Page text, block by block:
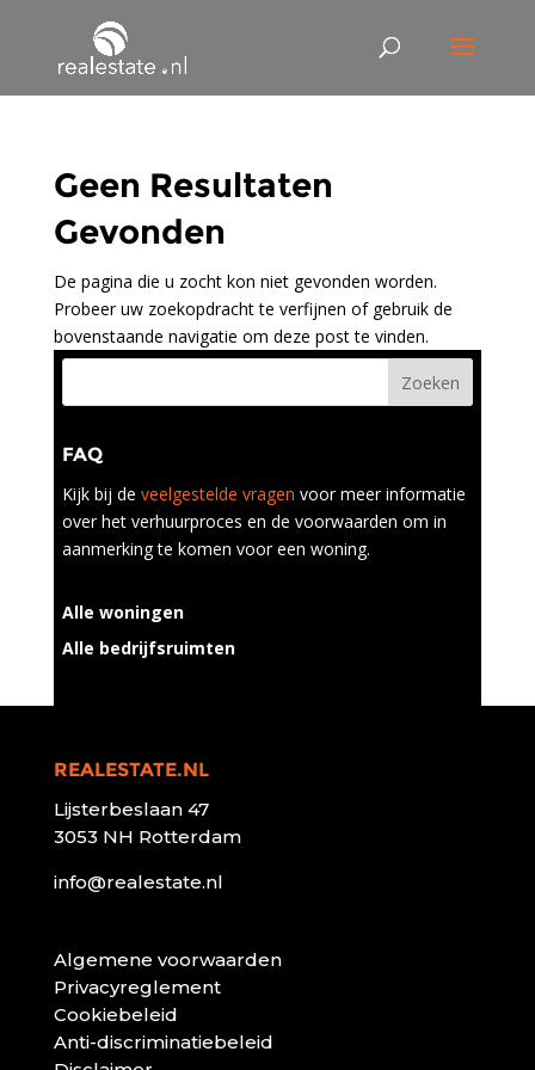
Geen Resultaten
Gevonden
De pagina die u zocht kon niet gevonden worden.
Probeer uw zoekopdracht te verfijnen of gebruik de
bovenstaande navigatie om deze post te vinden.
FAQ
Kijk bij de veelgestelde vragen voor meer informatie
over het verhuurproces en de voorwaarden om in
aanmerking te komen voor een woning.
Alle woningen
Alle bedrijfsruimten
REALESTATE.NL
Lijsterbeslaan 47
3053 NH Rotterdam
info@realestate.nl
Algemene voorwaarden
Privacyreglement
Cookiebeleid
Anti-discriminatiebeleid